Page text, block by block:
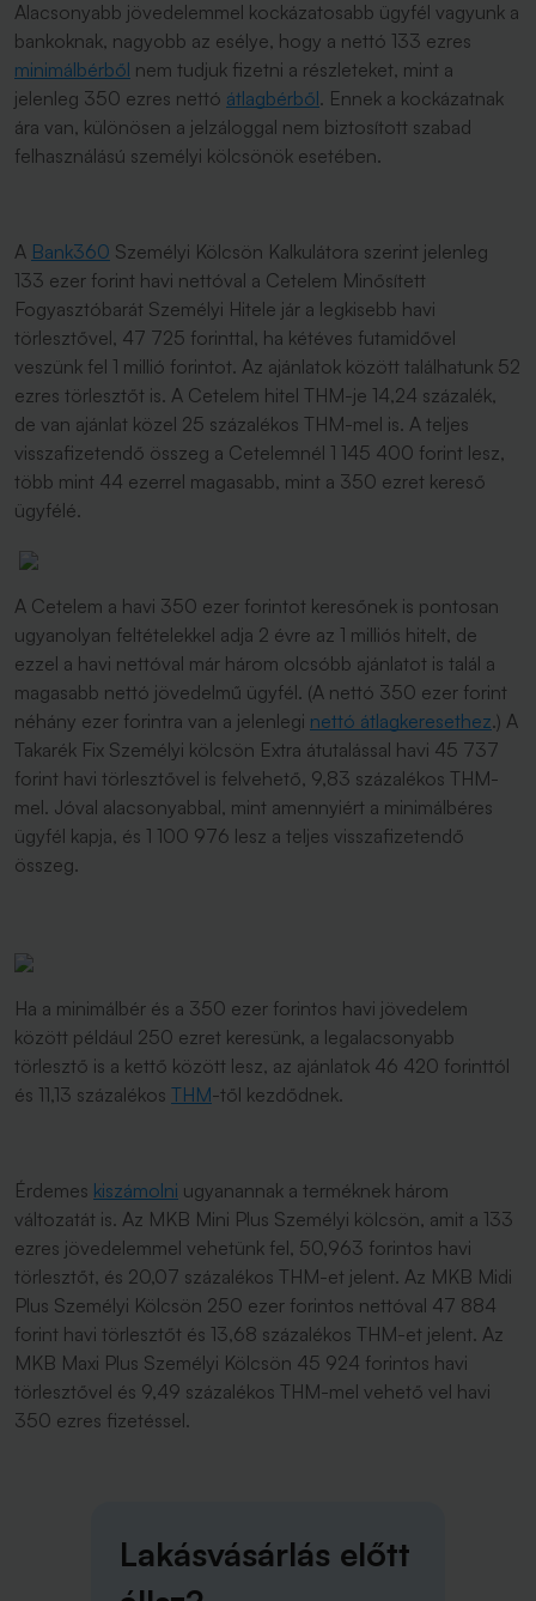
Alacsonyabb jövedelemmel kockázatosabb ügyfél vagyunk a
bankoknak, nagyobb az esélye, hogy a nettó 133 ezres
minimálbérből nem tudjuk fizetni a részleteket, mint a
jelenleg 350 ezres nettó átlagbérből. Ennek a kockázatnak
ára van, különösen a jelzáloggal nem biztosított szabad
felhasználású személyi kölcsönök esetében.
A Bank360 Személyi Kölcsön Kalkulátora szerint jelenleg
133 ezer forint havi nettóval a Cetelem Minősített
Fogyasztóbarát Személyi Hitele jár a legkisebb havi
törlesztővel, 47 725 forinttal, ha kétéves futamidővel
veszünk fel 1 millió forintot. Az ajánlatok között találhatunk 52
ezres törlesztőt is. A Cetelem hitel THM-je 14,24 százalék,
de van ajánlat közel 25 százalékos THM-mel is. A teljes
visszafizetendő összeg a Cetelemnél 1 145 400 forint lesz,
több mint 44 ezerrel magasabb, mint a 350 ezret kereső
ügyfélé.
A Cetelem a havi 350 ezer forintot keresőnek is pontosan
ugyanolyan feltételekkel adja 2 évre az 1 milliós hitelt, de
ezzel a havi nettóval már három olcsóbb ajánlatot is talál a
magasabb nettó jövedelmű ügyfél. (A nettó 350 ezer forint
néhány ezer forintra van a jelenlegi nettó átlagkeresethez.) A
Takarék Fix Személyi kölcsön Extra átutalással havi 45 737
forint havi törlesztővel is felvehető, 9,83 százalékos THM-
mel. Jóval alacsonyabbal, mint amennyiért a minimálbéres
ügyfél kapja, és 1 100 976 lesz a teljes visszafizetendő
összeg.
Ha a minimálbér és a 350 ezer forintos havi jövedelem
között például 250 ezret keresünk, a legalacsonyabb
törlesztő is a kettő között lesz, az ajánlatok 46 420 forinttól
és 11,13 százalékos THM-től kezdődnek.
Érdemes kiszámolni ugyanannak a terméknek három
változatát is. Az MKB Mini Plus Személyi kölcsön, amit a 133
ezres jövedelemmel vehetünk fel, 50,963 forintos havi
törlesztőt, és 20,07 százalékos THM-et jelent. Az MKB Midi
Plus Személyi Kölcsön 250 ezer forintos nettóval 47 884
forint havi törlesztőt és 13,68 százalékos THM-et jelent. Az
MKB Maxi Plus Személyi Kölcsön 45 924 forintos havi
törlesztővel és 9,49 százalékos THM-mel vehető vel havi
350 ezres fizetéssel.
Lakásvásárlás előtt